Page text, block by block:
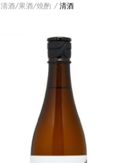
清酒/果酒/燒酌 清酒